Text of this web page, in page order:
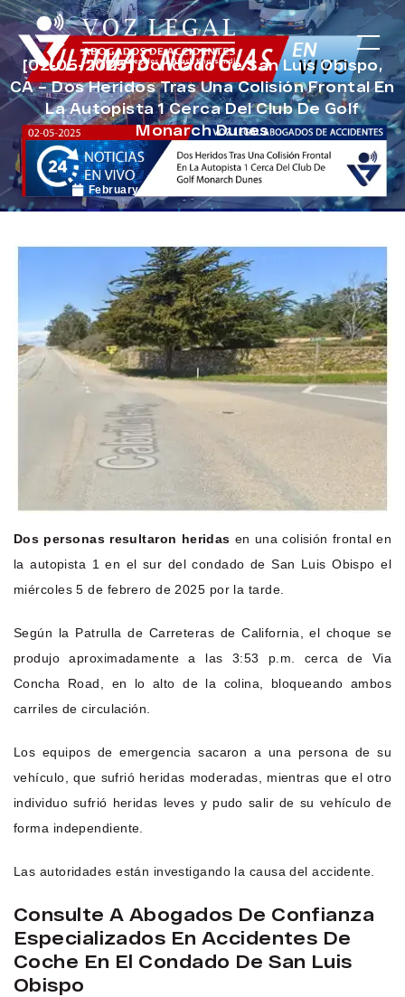
[02-05-2025] Condado De San Luis Obispo,
CA – Dos Heridos Tras Una Colisión Frontal En
La Autopista 1 Cerca Del Club De Golf
Monarch Dunes
February 19, 2025
Dos personas resultaron heridas en una colisión frontal en
la autopista 1 en el sur del condado de San Luis Obispo el
miércoles 5 de febrero de 2025 por la tarde.
Según la Patrulla de Carreteras de California, el choque se
produjo aproximadamente a las 3:53 p.m. cerca de Via
Concha Road, en lo alto de la colina, bloqueando ambos
carriles de circulación.
Los equipos de emergencia sacaron a una persona de su
vehículo, que sufrió heridas moderadas, mientras que el otro
individuo sufrió heridas leves y pudo salir de su vehículo de
forma independiente.
Las autoridades están investigando la causa del accidente.
Consulte A Abogados De Confianza
Especializados En Accidentes De
Coche En El Condado De San Luis
Obispo